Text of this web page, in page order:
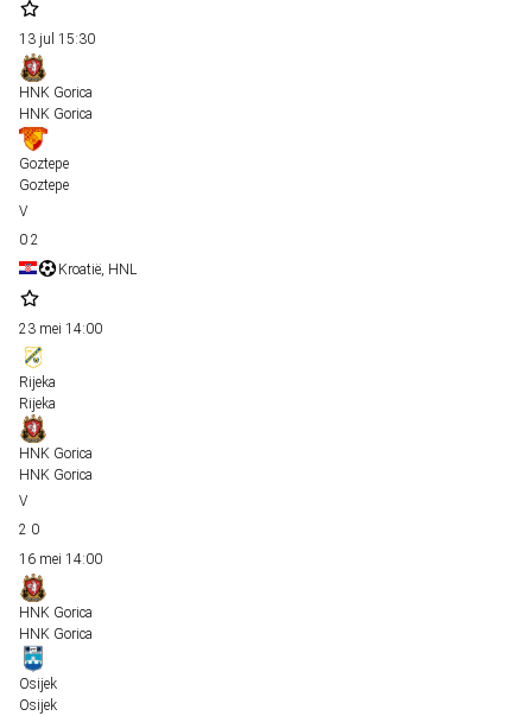
13 jul 15:30
HNK Gorica
HNK Gorica
Goztepe
Goztepe
0 2
Kroatië, HNL
23 mei 14:00
Rijeka
Rijeka
HNK Gorica
HNK Gorica
2 0
16 mei 14:00
HNK Gorica
HNK Gorica
Osijek
Osijek